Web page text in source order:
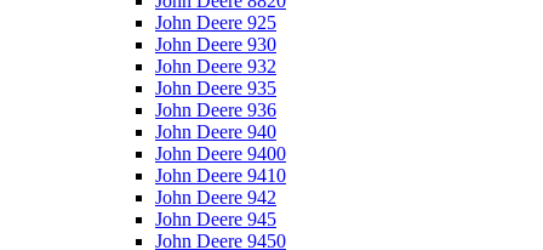
John Deere 925
John Deere 930
John Deere 932
John Deere 935
John Deere 936
John Deere 940
John Deere 9400
John Deere 9410
John Deere 942
John Deere 945
John Deere 9450